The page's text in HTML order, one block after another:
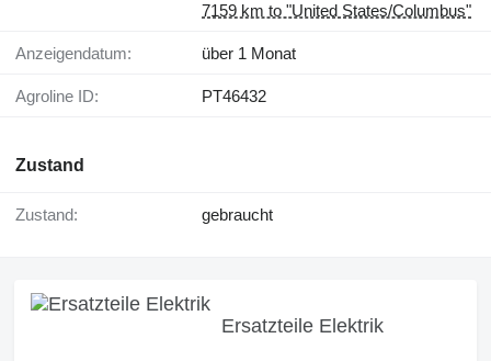
7159 km to "United States/Columbus"
Anzeigendatum: über 1 Monat
Agroline ID: PT46432
Zustand
Zustand: gebraucht
Ersatzteile Elektrik